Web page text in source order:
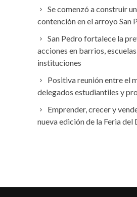
Se comenzó a construir
contención en el arroyo San
San Pedro fortalece la
acciones en barrios,
instituciones
Positiva reunión entre el
delegados estudiantiles y
Emprender, crecer y
nueva edición de la Feria del